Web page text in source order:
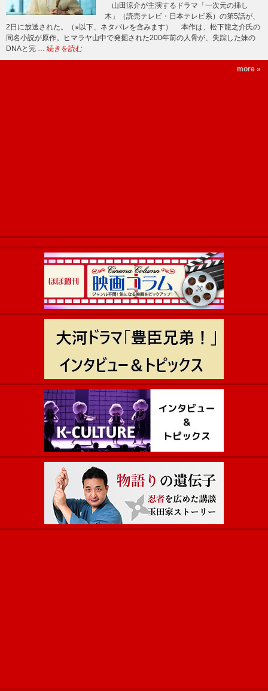
山田涼介が主演するドラマ「一次元の挿し
木」（読売テレビ・日本テレビ系）の第5話が、
2日に放送された。（※以下、ネタバレを含みます） 本作は、松下龍之介氏の
同名小説が原作。ヒマラヤ山中で発掘された200年前の人骨が、失踪した妹の
DNAと完 … 続きを読む
more »